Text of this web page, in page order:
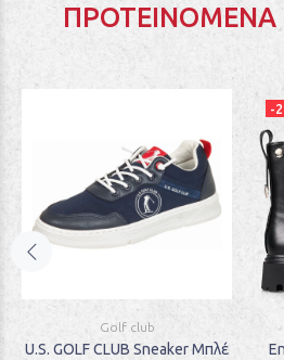
ΠΡΟΤΕΙΝΌΜΕΝΑ
Golf club
U.S. GOLF CLUB Sneaker Μπλέ
-